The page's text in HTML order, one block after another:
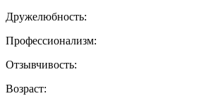
Дружелюбность:
Профессионализм:
Отзывчивость:
Возраст: